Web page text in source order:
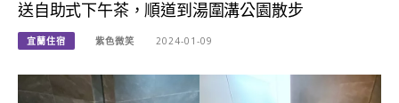
送自助式下午茶，順道到湯圍溝公園散步
宜蘭住宿 紫色微笑 2024-01-09